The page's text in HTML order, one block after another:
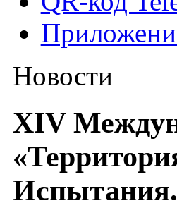
Новости
XIV